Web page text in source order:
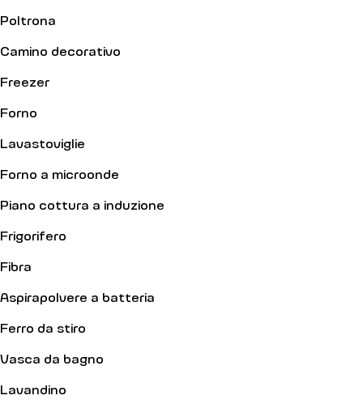
citofono e codice di accesso. Questo spazio appena
ristrutturato combina il fascino dell'architettura classica
parigina con linee pulite e moderne. L'appartamento
presenta modanature originali, eleganti camini e ampie
mobile è stato accuratamente selezionato per creare
equilibrio tra storia e design contemporaneo.
Poltrona
Camino decorativo
Freezer
Forno
Lavastoviglie
Forno a microonde
Piano cottura a induzione
Frigorifero
Fibra
Aspirapolvere a batteria
Ferro da stiro
Vasca da bagno
Lavandino